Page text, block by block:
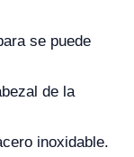
se puede
de la
inoxidable.